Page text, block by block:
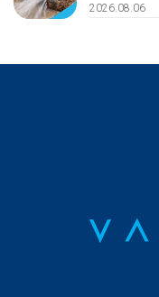
2026.08.06